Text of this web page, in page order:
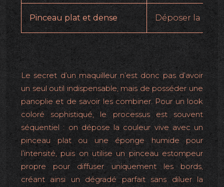
Pinceau plat et dense Déposer la
Le secret d’un maquilleur n’est donc pas d’avoir
un seul outil indispensable, mais de posséder une
panoplie et de savoir les combiner. Pour un look
coloré sophistiqué, le processus est souvent
séquentiel : on dépose la couleur vive avec un
pinceau plat ou une éponge humide pour
l’intensité, puis on utilise un pinceau estompeur
propre pour diffuser uniquement les bords,
créant ainsi un dégradé parfait sans diluer la